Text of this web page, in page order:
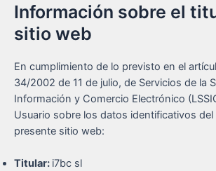
Información sobre el
sitio web
En cumplimiento de lo previsto en el
34/2002 de 11 de julio, de Servicios de la
Información y Comercio Electrónico
Usuario sobre los datos identificativos del
presente sitio web:
Titular: i7bc sl